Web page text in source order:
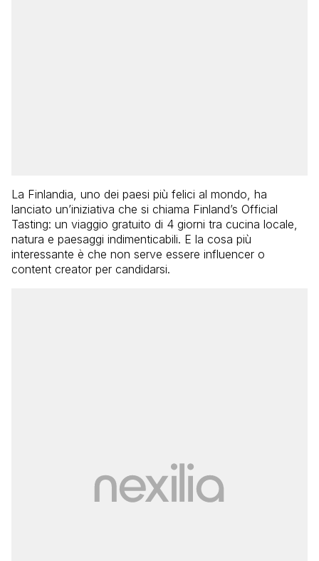
La Finlandia, uno dei paesi più felici al mondo, ha
lanciato un’iniziativa che si chiama Finland’s Official
Tasting: un viaggio gratuito di 4 giorni tra cucina locale,
natura e paesaggi indimenticabili. E la cosa più
interessante è che non serve essere influencer o
content creator per candidarsi.